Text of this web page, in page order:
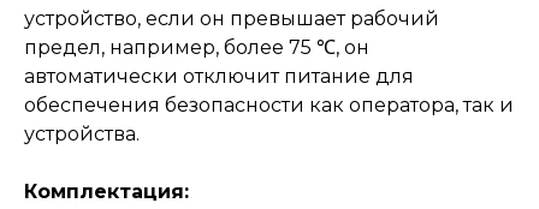
устройство, если он превышает рабочий
предел, например, более 75 ℃, он
автоматически отключит питание для
обеспечения безопасности как оператора, так и
устройства.
Комплектация: